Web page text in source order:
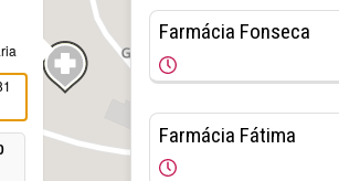
Farmácia Fonseca
Farmácia Fátima